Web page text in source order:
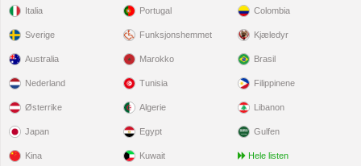
Italia
Sverige
Portugal
Funksjonshemmet
Colombia
Kjæledyr
Australia
Nederland
Østerrike
Japan
Kina
Marokko
Tunisia
Algerie
Egypt
Kuwait
Brasil
Filippinene
Libanon
Gulfen
Hele listen